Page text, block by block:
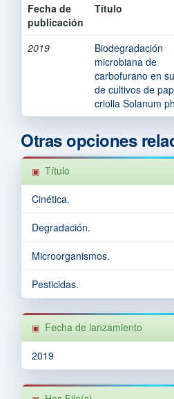
Fecha de
publicación
Título
2019
Biodegradación
microbiana de
carbofurano en
de cultivos de
criolla Solanum
Otras opciones
Título
Cinética.
Degradación.
Microorganismos.
Pesticidas.
Fecha de lanzamiento
2019